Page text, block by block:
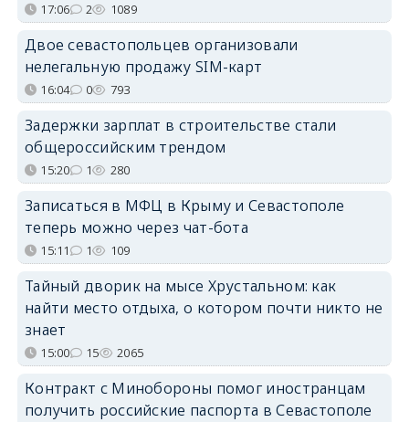
17:06 2 1089
Двое севастопольцев организовали
нелегальную продажу SIM-карт
16:04 0 793
Задержки зарплат в строительстве стали
общероссийским трендом
15:20 1 280
Записаться в МФЦ в Крыму и Севастополе
теперь можно через чат-бота
15:11 1 109
Тайный дворик на мысе Хрустальном: как
найти место отдыха, о котором почти никто не
знает
15:00 15 2065
Контракт с Минобороны помог иностранцам
получить российские паспорта в Севастополе